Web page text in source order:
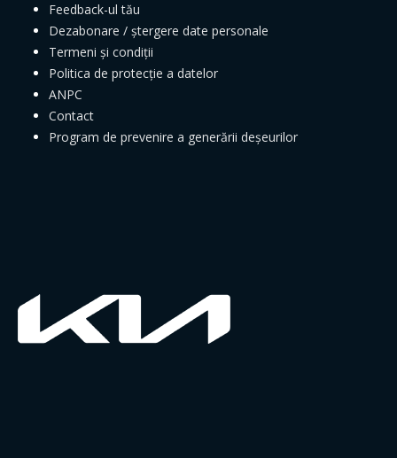
Feedback-ul tău
Dezabonare / ștergere date personale
Termeni și condiții
Politica de protecție a datelor
ANPC
Contact
Program de prevenire a generării deșeurilor